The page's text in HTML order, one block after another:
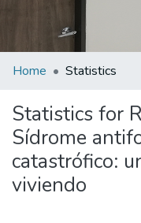
Home Statistics
Statistics for
Sídrome
catastrófico:
viviendo